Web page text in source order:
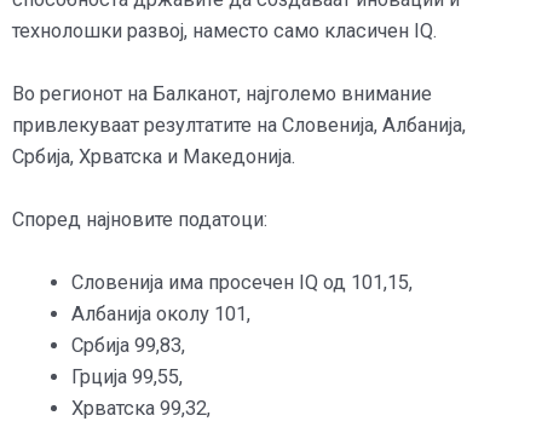
технолошки развој, наместо само класичен IQ.
Во регионот на Балканот, најголемо внимание
привлекуваат резултатите на Словенија, Албанија,
Србија, Хрватска и Македонија.
Според најновите податоци:
Словенија има просечен IQ од 101,15,
Албанија околу 101,
Србија 99,83,
Грција 99,55,
Хрватска 99,32,